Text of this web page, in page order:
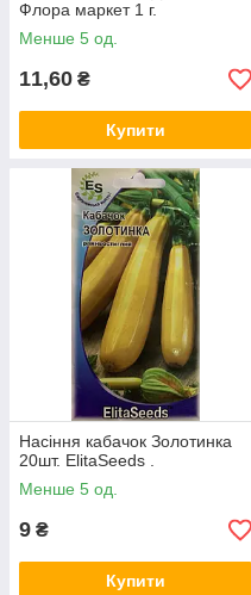
Флора маркет 1 г.
Менше 5 од.
11,60 ₴
Купити
Насіння кабачок Золотинка
20шт. ElitaSeeds .
Менше 5 од.
9 ₴
Купити